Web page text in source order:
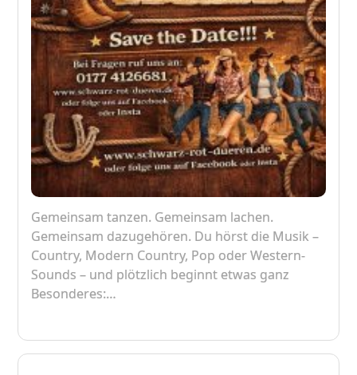
Gemeinsam tanzen. Gemeinsam lachen.
Gemeinsam dazugehören. Du hörst die Musik –
Country, Modern Country, Pop oder Western-
Sounds – und plötzlich beginnt etwas ganz
Besonderes:…